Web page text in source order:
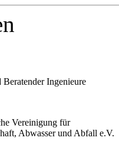
Ingenieure
Vereinigung für
Abwasser und Abfall e.V.